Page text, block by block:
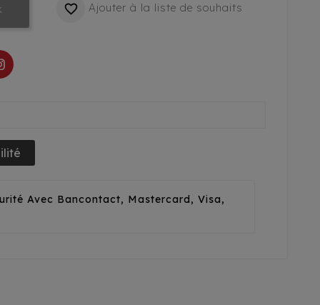
 Ajouter à la liste de souhaits
Avec Bancontact, Mastercard, Visa,